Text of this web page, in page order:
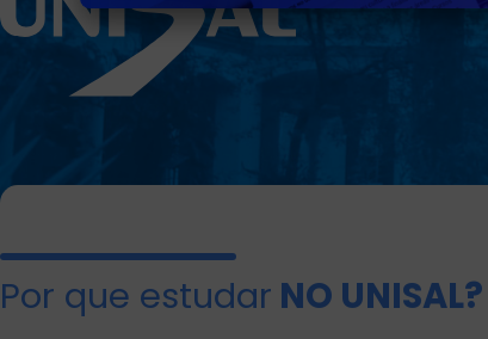
Por que estudar NO UNISAL?